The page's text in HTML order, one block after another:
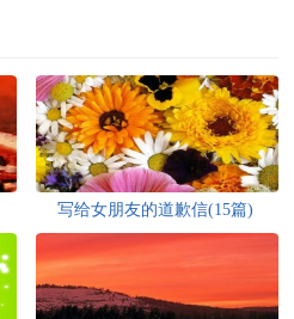
写给女朋友的道歉信(15篇)